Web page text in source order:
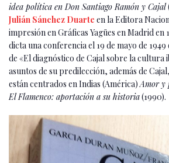
idea política en Don Santiago Ramón y Cajal
Julián Sánchez Duarte en la Editora
impresión en Gráficas Yagües en Madrid en
dicta una conferencia el 19 de mayo de
de «El diagnóstico de Cajal sobre la cultura
asuntos de su predilección, además de
están centrados en Indias (América)Amor y
El Flamenco: aportación a su historia(1990).